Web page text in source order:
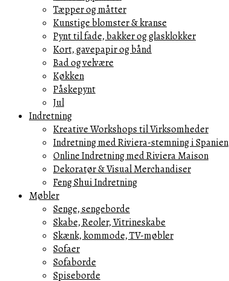
Tæpper og måtter
Kunstige blomster & kranse
Pynt til fade, bakker og glasklokker
Kort, gavepapir og bånd
Bad og velvære
Køkken
Påskepynt
Jul
Indretning
Kreative Workshops til Virksomheder
Indretning med Riviera-stemning i Spanien
Online Indretning med Riviera Maison
Dekoratør & Visual Merchandiser
Feng Shui Indretning
Møbler
Senge, sengeborde
Skabe, Reoler, Vitrineskabe
Skænk, kommode, TV-møbler
Sofaer
Sofaborde
Spiseborde